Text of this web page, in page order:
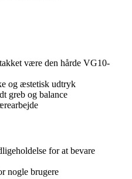
være den hårde VG10-
og æstetisk udtryk
greb og balance
for at bevare
nogle brugere